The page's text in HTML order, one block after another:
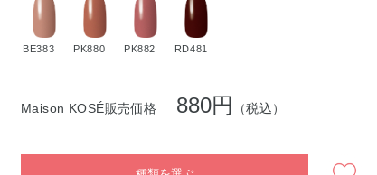
BE383 PK880 PK882 RD481
Maison KOSÉ販売価格 880円 （税込）